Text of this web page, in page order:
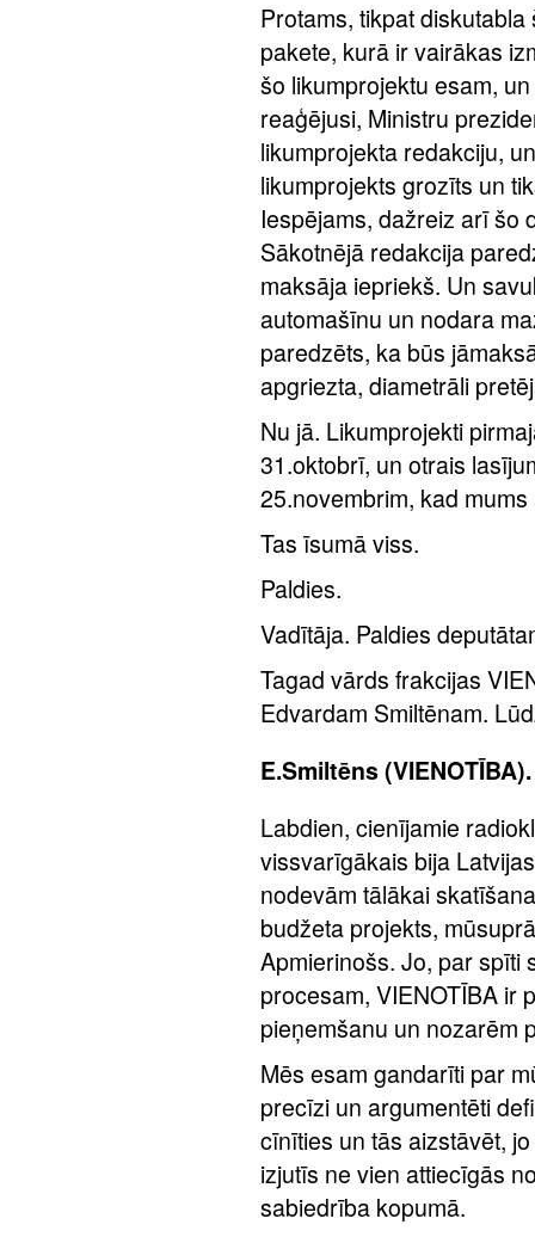
Protams, tikpat
pakete, kurā ir vairākas
šo likumprojektu esam,
reaģējusi, Ministru
likumprojekta redakciju,
likumprojekts grozīts un
Iespējams, dažreiz arī šo
Sākotnējā redakcija
maksāja iepriekš. Un
automašīnu un nodara
paredzēts, ka būs
apgriezta, diametrāli
Nu jā. Likumprojekti
31.oktobrī, un otrais
25.novembrim, kad
Tas īsumā viss.
Paldies.
Vadītāja. Paldies
Tagad vārds frakcijas
Edvardam Smiltēnam.
E.Smiltēns (VIENOTĪBA).
Labdien, cienījamie
vissvarīgākais bija
nodevām tālākai
budžeta projekts,
Apmierinošs. Jo, par spīti
procesam, VIENOTĪBA ir
pieņemšanu un nozarēm
Mēs esam gandarīti par
precīzi un argumentēti
cīnīties un tās aizstāvēt,
izjutīs ne vien attiecīgās
sabiedrība kopumā.